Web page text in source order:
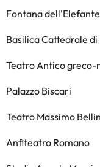
Fontana
Basilica Cattedrale
Teatro Antico greco-
Palazzo Biscari
Teatro Massimo
Anfiteatro Romano